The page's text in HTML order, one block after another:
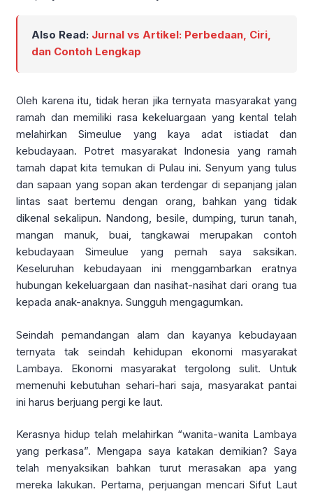
Also Read: Jurnal vs Artikel: Perbedaan, Ciri,
dan Contoh Lengkap
Oleh karena itu, tidak heran jika ternyata masyarakat yang
ramah dan memiliki rasa kekeluargaan yang kental telah
melahirkan Simeulue yang kaya adat istiadat dan
kebudayaan. Potret masyarakat Indonesia yang ramah
tamah dapat kita temukan di Pulau ini. Senyum yang tulus
dan sapaan yang sopan akan terdengar di sepanjang jalan
lintas saat bertemu dengan orang, bahkan yang tidak
dikenal sekalipun. Nandong, besile, dumping, turun tanah,
mangan manuk, buai, tangkawai merupakan contoh
kebudayaan Simeulue yang pernah saya saksikan.
Keseluruhan kebudayaan ini menggambarkan eratnya
hubungan kekeluargaan dan nasihat-nasihat dari orang tua
kepada anak-anaknya. Sungguh mengagumkan.
Seindah pemandangan alam dan kayanya kebudayaan
ternyata tak seindah kehidupan ekonomi masyarakat
Lambaya. Ekonomi masyarakat tergolong sulit. Untuk
memenuhi kebutuhan sehari-hari saja, masyarakat pantai
ini harus berjuang pergi ke laut.
Kerasnya hidup telah melahirkan “wanita-wanita Lambaya
yang perkasa”. Mengapa saya katakan demikian? Saya
telah menyaksikan bahkan turut merasakan apa yang
mereka lakukan. Pertama, perjuangan mencari Sifut Laut